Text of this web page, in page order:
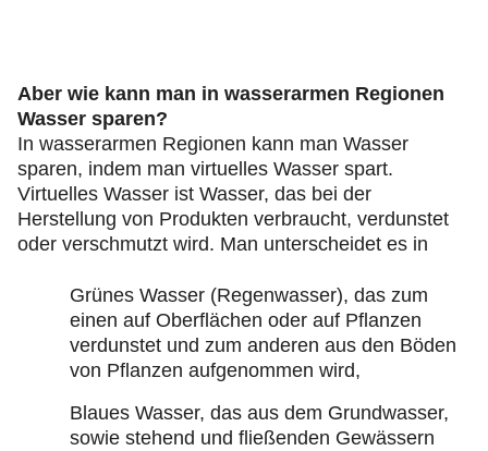
Aber wie kann man in wasserarmen Regionen
Wasser sparen?
In wasserarmen Regionen kann man Wasser
sparen, indem man virtuelles Wasser spart.
Virtuelles Wasser ist Wasser, das bei der
Herstellung von Produkten verbraucht, verdunstet
oder verschmutzt wird. Man unterscheidet es in
Grünes Wasser (Regenwasser), das zum
einen auf Oberflächen oder auf Pflanzen
verdunstet und zum anderen aus den Böden
von Pflanzen aufgenommen wird,
Blaues Wasser, das aus dem Grundwasser,
sowie stehend und fließenden Gewässern